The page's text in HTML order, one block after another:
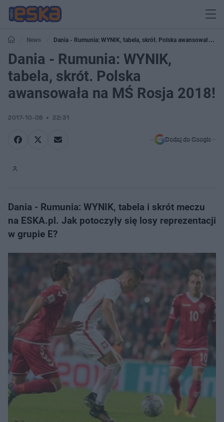
News
Dania - Rumunia: WYNIK, tabela, skrót. Polska awansowała na
MŚ Rosja 2018!
Dania - Rumunia: WYNIK,
tabela, skrót. Polska
awansowała na MŚ Rosja 2018!
2017-10-08 22:31
Dodaj do Google
Dania - Rumunia: WYNIK, tabela i skrót meczu
na ESKA.pl. Jak potoczyły się losy reprezentacji
w grupie E?